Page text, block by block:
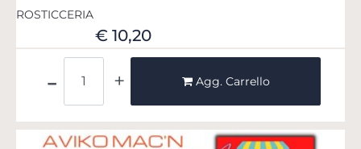
ROSTICCERIA
€ 10,20
Agg. Carrello